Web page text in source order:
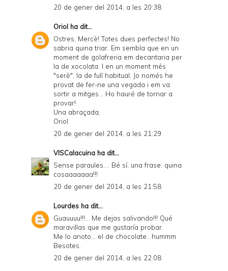
d
y
a
n
d
P
D
20 de gener del 2014, a les 20:38
Oriol ha dit...
Ostres, Mercè! Totes dues perfectes! No
sabria quina triar. Em sembla que en un
moment de golafreria em decantaria per
la de xocolata. I en un moment més
"serè", la de full habitual. Jo només he
provat de fer-ne una vegada i em va
sortir a mitges... Ho hauré de tornar a
provar!
Una abraçada,
Oriol
20 de gener del 2014, a les 21:29
VISCalacuina ha dit...
Sense paraules.... Bé sí, una frase: quina
cosaaaaaaa!!!
20 de gener del 2014, a les 21:58
Lourdes ha dit...
Guauuuu!!!... Me dejas salivando!!! Qué
maravillas que me gustaría probar.
Me lo anoto... el de chocolate.. hummm
Besotes.
20 de gener del 2014, a les 22:08